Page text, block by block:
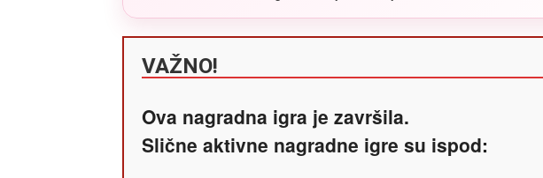
VAŽNO!
Ova nagradna igra je završila.
Slične aktivne nagradne igre su ispod: